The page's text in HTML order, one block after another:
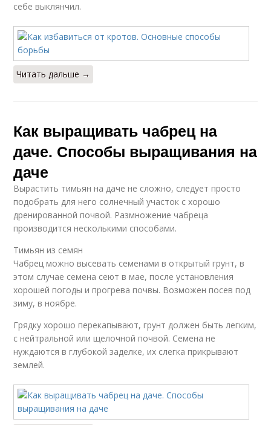
себе выклянчил.
Читать дальше →
Как выращивать чабрец на
даче. Способы выращивания на
даче
Вырастить тимьян на даче не сложно, следует просто
подобрать для него солнечный участок с хорошо
дренированной почвой. Размножение чабреца
производится несколькими способами.
Тимьян из семян
Чабрец можно высевать семенами в открытый грунт, в
этом случае семена сеют в мае, после установления
хорошей погоды и прогрева почвы. Возможен посев под
зиму, в ноябре.
Грядку хорошо перекапывают, грунт должен быть легким,
с нейтральной или щелочной почвой. Семена не
нуждаются в глубокой заделке, их слегка прикрывают
землей.